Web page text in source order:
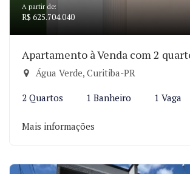
A partir de:
R$ 625.704.040
Apartamento à Venda com 2
Água Verde, Curitiba-PR
2 Quartos 1 Banheiro 1 Vaga
Mais informações